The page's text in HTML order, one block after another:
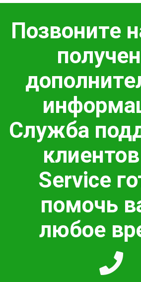
Позвоните
Служба
Service
помочь
любое